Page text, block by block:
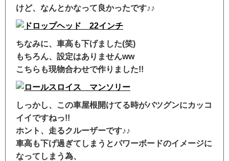
けど、なんとかなって良かったです♪♪
ちなみに、車高も下げました(笑)
もちろん、設定はありませんww
こちらも現物合わせで作りました!!
しっかし、この車屋根開けてる時がバツグンにカッコ
イイですねっ!!
ホント、走るクルーザーです♪♪
車高も下げ過ぎてしまうとパワーボードのイメージに
なってしまう為、